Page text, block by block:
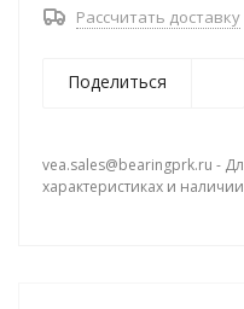
Рассчитать доставку
Поделиться
vea.sales@bearingprk.ru -
характеристиках и